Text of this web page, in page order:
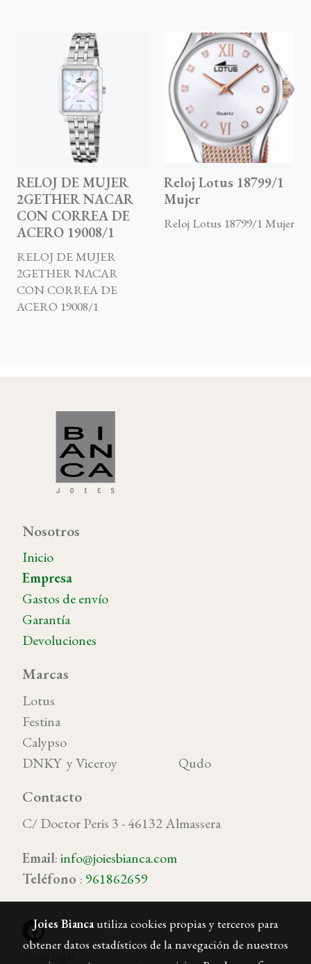
RELOJ DE MUJER
2GETHER NACAR
CON CORREA DE
ACERO 19008/1
RELOJ DE MUJER
2GETHER NACAR
CON CORREA DE
ACERO 19008/1
Reloj Lotus 18799/1
Mujer
Reloj Lotus 18799/1 Mujer
Nosotros
Inicio
Empresa
Gastos de envío
Garantía
Devoluciones
Marcas
Lotus
Festina
Calypso
DNKY y Viceroy Qudo
Contacto
C/ Doctor Peris 3 - 46132 Almassera
Email:info@joiesbianca.com
Teléfono : 961862659
Joies Biancautiliza cookies propias y terceros para
obtener datos estadísticos de la navegación de nuestros